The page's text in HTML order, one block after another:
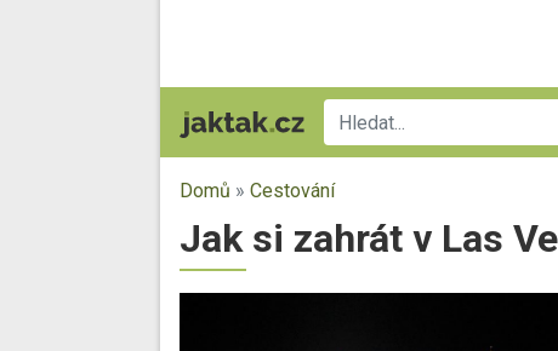
Domů » Cestování
Jak si zahrát v Las